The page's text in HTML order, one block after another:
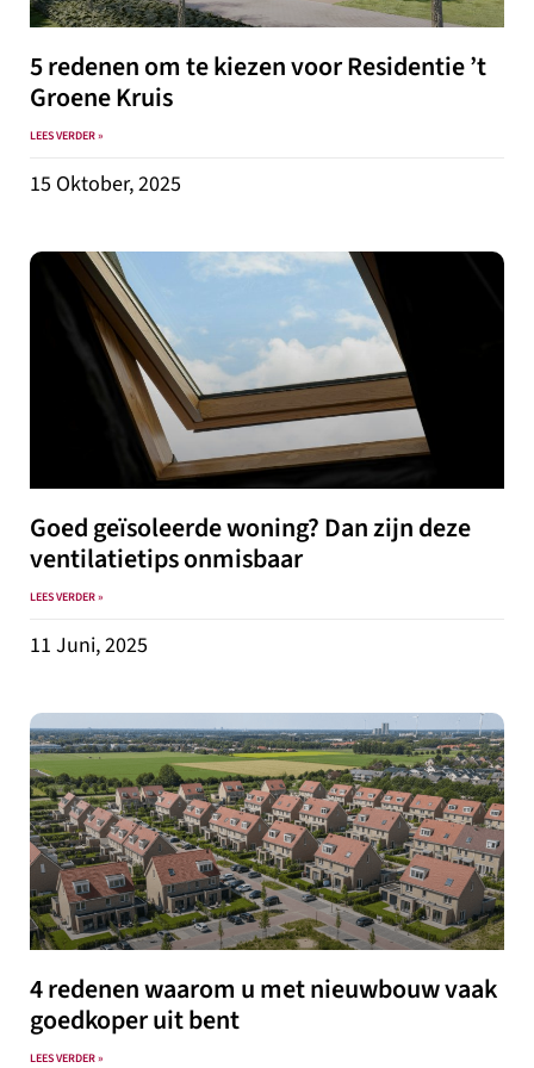
5 redenen om te kiezen voor Residentie ’t
Groene Kruis
LEES VERDER »
15 Oktober, 2025
Goed geïsoleerde woning? Dan zijn deze
ventilatietips onmisbaar
LEES VERDER »
11 Juni, 2025
4 redenen waarom u met nieuwbouw vaak
goedkoper uit bent
LEES VERDER »